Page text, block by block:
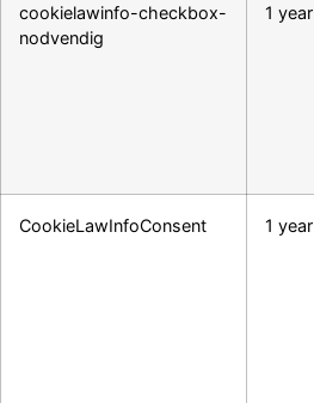
cookielawinfo-checkbox-
nodvendig
1 year
CookieLawInfoConsent 1 year